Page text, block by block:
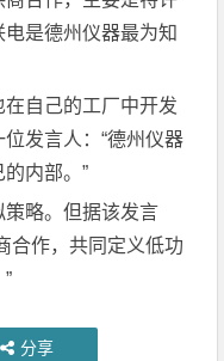
是德州仪器最为知
自己的工厂中开发
发言人：“德州仪器
内部。”
略。但据该发言
合作，共同定义低功
分享